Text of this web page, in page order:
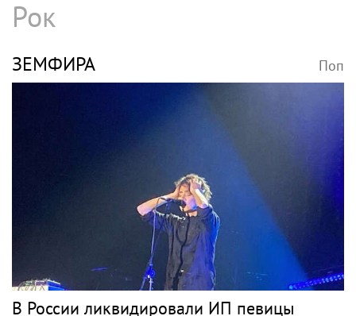
Рок
ЗЕМФИРА Поп
В России ликвидировали ИП певицы